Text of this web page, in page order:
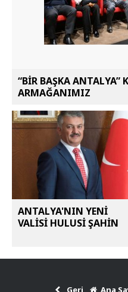
“BİR BAŞKA ANTALYA”
ARMAĞANIMIZ
ANTALYA'NIN YENİ
VALİSİ HULUSİ ŞAHİN
Geri Ana